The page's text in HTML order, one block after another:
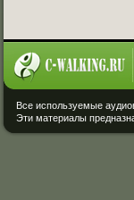
Все используемые
Эти материалы